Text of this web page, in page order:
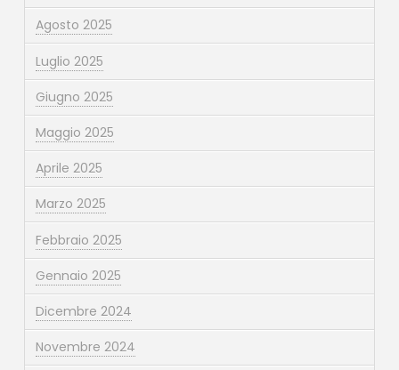
Agosto 2025
Luglio 2025
Giugno 2025
Maggio 2025
Aprile 2025
Marzo 2025
Febbraio 2025
Gennaio 2025
Dicembre 2024
Novembre 2024